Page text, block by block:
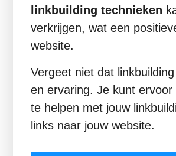
linkbuilding technieken
verkrijgen, wat een
website.
Vergeet niet dat
en ervaring. Je kunt
te helpen met jouw
links naar jouw website.